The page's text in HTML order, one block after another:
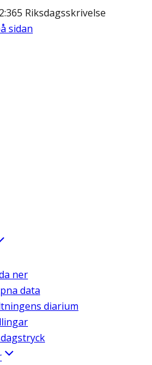
Riksdagsskrivelse
sidan
ner
data
diarium